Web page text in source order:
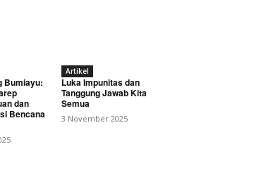
Paket
Bumiayu:
dan
Bencana
Artikel
Luka Impunitas dan
Tanggung Jawab Kita
Semua
3 November 2025